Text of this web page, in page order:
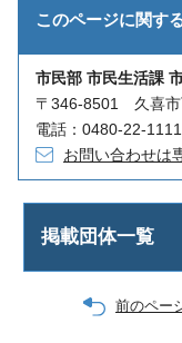
このページに関す
市民部 市民生活課
〒346-8501 久喜市
電話：0480-22-
お問い合わせは
掲載団体一覧
前のペー